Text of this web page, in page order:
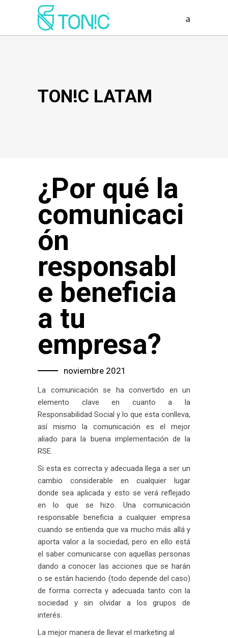
TON!C LATAM
¿Por qué la
comunicaci
ón
responsabl
e beneficia
a tu
empresa?
noviembre 2021
La comunicación se ha convertido en un
elemento clave en cuanto a la
Responsabilidad Social y lo que esta conlleva,
así mismo la comunicación es el mejor
aliado para la buena implementación de la
RSE.
Si esta es correcta y adecuada llega a ser un
cambio considerable en cualquier lugar
donde sea aplicada y esto se verá reflejado
en lo que se hizo. Una comunicación
responsable beneficia a cualquier empresa
cuando se entienda que va mucho más allá y
aporta valor a la sociedad, pero en ello está
el saber comunicarse con aquellas personas
dando a conocer las acciones que se harán
o se están haciendo (todo depende del caso)
de forma correcta y adecuada tanto con la
sociedad y sin olvidar a los grupos de
interés.
La mejor manera de llevar el marketing al